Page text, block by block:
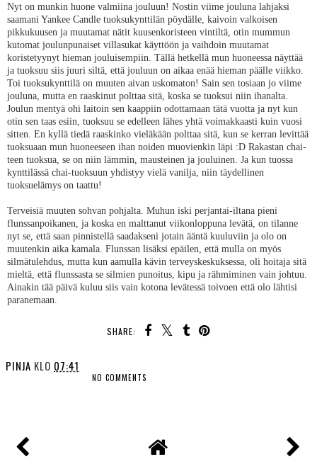
Nyt on munkin huone valmiina jouluun! Nostin viime jouluna lahjaksi
saamani Yankee Candle tuoksukynttilän pöydälle, kaivoin valkoisen
pikkukuusen ja muutamat nätit kuusenkoristeen vintiltä, otin mummun
kutomat joulunpunaiset villasukat käyttöön ja vaihdoin muutamat
koristetyynyt hieman jouluisempiin. Tällä hetkellä mun huoneessa näyttää
ja tuoksuu siis juuri siltä, että jouluun on aikaa enää hieman päälle viikko.
Toi tuoksukynttilä on muuten aivan uskomaton! Sain sen tosiaan jo viime
jouluna, mutta en raaskinut polttaa sitä, koska se tuoksui niin ihanalta.
Joulun mentyä ohi laitoin sen kaappiin odottamaan tätä vuotta ja nyt kun
otin sen taas esiin, tuoksuu se edelleen lähes yhtä voimakkaasti kuin vuosi
sitten. En kyllä tiedä raaskinko vieläkään polttaa sitä, kun se kerran levittää
tuoksuaan mun huoneeseen ihan noiden muovienkin läpi :D Rakastan chai-
teen tuoksua, se on niin lämmin, mausteinen ja jouluinen. Ja kun tuossa
kynttilässä chai-tuoksuun yhdistyy vielä vanilja, niin täydellinen
tuoksuelämys on taattu!
Terveisiä muuten sohvan pohjalta. Muhun iski perjantai-iltana pieni
flunssanpoikanen, ja koska en malttanut viikonloppuna levätä, on tilanne
nyt se, että saan pinnistellä saadakseni jotain ääntä kuuluviin ja olo on
muutenkin aika kamala. Flunssan lisäksi epäilen, että mulla on myös
silmätulehdus, mutta kun aamulla kävin terveyskeskuksessa, oli hoitaja sitä
mieltä, että flunssasta se silmien punoitus, kipu ja rähmiminen vain johtuu.
Ainakin tää päivä kuluu siis vain kotona levätessä toivoen että olo lähtisi
paranemaan.
SHARE:
PINJA KLO 07:41
NO COMMENTS